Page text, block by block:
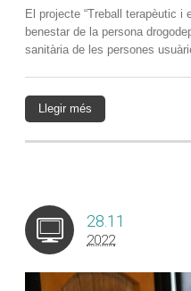
El projecte “Treball terapèutic i
benestar de la persona
sanitària de les persones
Llegir més
28.11
2022